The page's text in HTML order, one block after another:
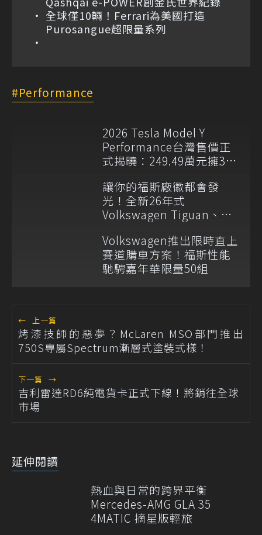
全球僅10輛！Ferrari為美國打造
Purosangue超限量系列
Performance
2026 Tesla Model Y
Performance台灣售價正
式揭曉：249.49萬元擁3.5
讓你的福斯廠徽都會發
光！全新26年式
Volkswagen Tiguan、
Volkswagen推出限時直上
賽道購車方案！福斯性能
馳騁嘉年華限量50組
← 上一篇
烤漆技師的惡夢？McLaren MSO部門推出
750S專屬Spectrum漸層式塗裝式樣！
下一篇 →
吉利雷達RD6純電貨卡正式下線！將銷往全球
市場
延伸閱讀
熱血與日常的跨界平衡
Mercedes-AMG GLA 35
4MATIC 摘星版輕旅